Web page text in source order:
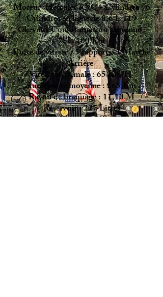
Moteur :Hercules RXC - Cylindrée : 6
Cylindres en ligne de 8,6 L 119
Chevaux Consommation moyenne :
78L/100 Km
Boîte de vitesse : 5 rapports+1 Marche
Arrière
Vitesse maximale : 65 Km/H
Autonomie moyenne : 265 Km
Rayon de braquage : 11,10 M
Réservoir : 227 Litres
Masse à vide : 9,3 Tonnes